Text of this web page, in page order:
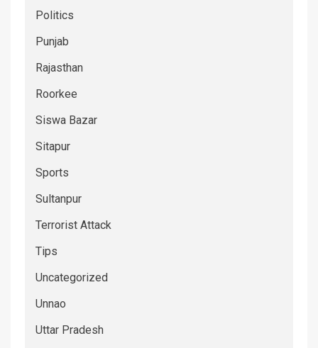
Politics
Punjab
Rajasthan
Roorkee
Siswa Bazar
Sitapur
Sports
Sultanpur
Terrorist Attack
Tips
Uncategorized
Unnao
Uttar Pradesh